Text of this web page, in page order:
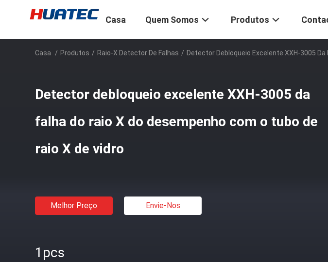
Casa Quem Somos Produtos
Casa / Produtos / Raio-X Detector De Falhas / Detector Debloqueio Excelente XXH-3005 Da
Detector debloqueio excelente XXH-3005 da
falha do raio X do desempenho com o tubo de
raio X de vidro
Melhor Preço Envie-Nos
1pcs